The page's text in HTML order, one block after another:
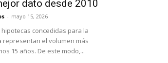
dato desde 2010
- mayo 15, 2026
hipotecas concedidas para la
representan el volumen más
15 años. De este modo,...